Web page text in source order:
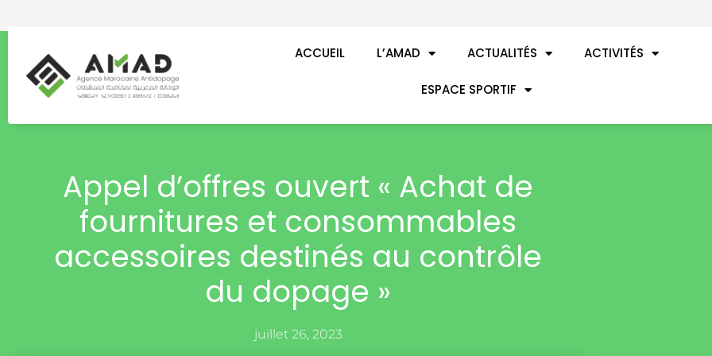
au
ACCUEIL L’AMAD ACTUALITÉS ACTIVITÉS
ESPACE SPORTIF
Appel d’offres ouvert « Achat de
fournitures et consommables
accessoires destinés au contrôle
du dopage »
juillet 26, 2023